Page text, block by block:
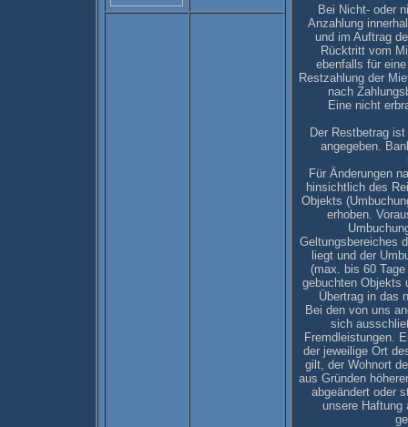
Bei Nicht- oder
Anzahlung
und im Auftrag
Rücktritt vom
ebenfalls für
Restzahlung der
nach
Eine nicht
Der Restbetrag
angegeben.
Für Änderungen
hinsichtlich des
Objekts
erhoben.
Geltungsbereiches
liegt und der
(max. bis 60
gebuchten Objekts
Übertrag in das
Bei den von uns
sich
Fremdleistungen.
der jeweilige Ort
gilt, der Wohnort
aus Gründen
abgeändert oder
unsere Haftung